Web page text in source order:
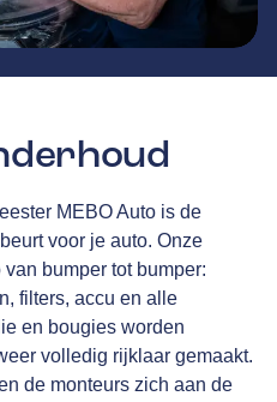
MEBO Auto is de
voor je auto. Onze
bumper tot bumper:
filters, accu en alle
en bougies worden
volledig rijklaar gemaakt.
de monteurs zich aan de